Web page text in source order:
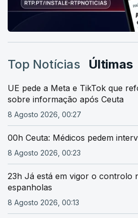
Top Notícias Últimas
UE pede a Meta e TikTok que
sobre informação após Ceuta
8 Agosto 2026, 00:27
00h Ceuta: Médicos pedem
8 Agosto 2026, 00:23
23h Já está em vigor o controlo
espanholas
8 Agosto 2026, 00:13